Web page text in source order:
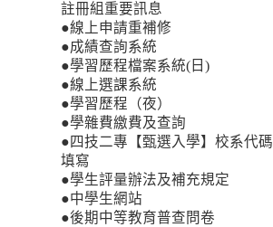
註冊組重要訊息
●線上申請重補修
●成績查詢系統
●學習歷程檔案系統(日)
●線上選課系統
●學習歷程（夜）
●學雜費繳費及查詢
●四技二專【甄選入學】校系代碼
填寫
●學生評量辦法及補充規定
●中學生網站
●後期中等教育普查問卷